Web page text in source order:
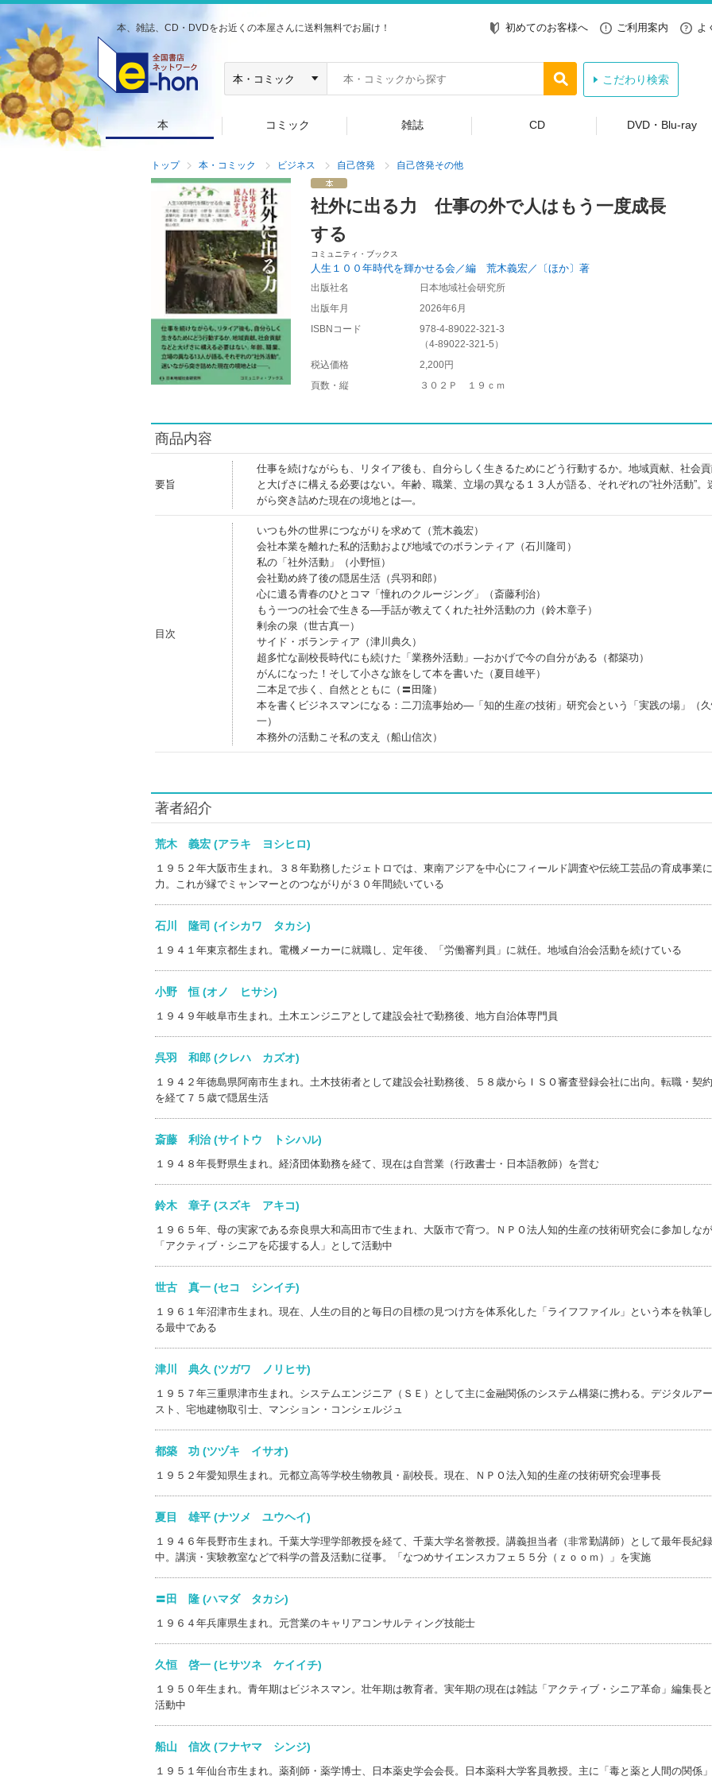
本、雑誌、CD・DVDをお近くの本屋さんに送料無料でお届け！ 初めてのお客様へ ご利用案内 よ
こだわり検索
本 コミック 雑誌 CD DVD・Blu-ray
トップ 本・コミック ビジネス 自己啓発 自己啓発その他
社外に出る力 仕事の外で人はもう一度成長
する
コミュニティ・ブックス
人生１００年時代を輝かせる会／編 荒木義宏／〔ほか〕著
出版社名
日本地域社会研究所
出版年月
2026年6月
ISBNコード
978-4-89022-321-3
（4-89022-321-5 ）
税込価格
2,200円
頁数・縦
３０２Ｐ １９ｃｍ
商品内容
要旨
仕事を続けながらも、リタイア後も、自分らしく生きるためにどう行動するか。地域貢献、社会
と大げさに構える必要はない。年齢、職業、立場の異なる１３人が語る、それぞれの“社外活動”。
がら突き詰めた現在の境地とは―。
目次
いつも外の世界につながりを求めて（荒木義宏）
会社本業を離れた私的活動および地域でのボランティア（石川隆司）
私の「社外活動」（小野恒）
会社勤め終了後の隠居生活（呉羽和郎）
心に遺る青春のひとコマ「憧れのクルージング」（斎藤利治）
もう一つの社会で生きる―手話が教えてくれた社外活動の力（鈴木章子）
剰余の泉（世古真一）
サイド・ボランティア（津川典久）
超多忙な副校長時代にも続けた「業務外活動」―おかげで今の自分がある（都築功）
がんになった！そして小さな旅をして本を書いた（夏目雄平）
二本足で歩く、自然とともに（〓田隆）
本を書くビジネスマンになる：二刀流事始め―「知的生産の技術」研究会という「実践の場」（
一）
本務外の活動こそ私の支え（船山信次）
著者紹介
荒木 義宏 (アラキ ヨシヒロ)
１９５２年大阪市生まれ。３８年勤務したジェトロでは、東南アジアを中心にフィールド調査や伝統工芸品の育成事業
力。これが縁でミャンマーとのつながりが３０年間続いている
石川 隆司 (イシカワ タカシ)
１９４１年東京都生まれ。電機メーカーに就職し、定年後、「労働審判員」に就任。地域自治会活動を続けている
小野 恒 (オノ ヒサシ)
１９４９年岐阜市生まれ。土木エンジニアとして建設会社で勤務後、地方自治体専門員
呉羽 和郎 (クレハ カズオ)
１９４２年徳島県阿南市生まれ。土木技術者として建設会社勤務後、５８歳からＩＳＯ審査登録会社に出向。転職・契
を経て７５歳で隠居生活
斎藤 利治 (サイトウ トシハル)
１９４８年長野県生まれ。経済団体勤務を経て、現在は自営業（行政書士・日本語教師）を営む
鈴木 章子 (スズキ アキコ)
１９６５年、母の実家である奈良県大和高田市で生まれ、大阪市で育つ。ＮＰＯ法人知的生産の技術研究会に参加しなが
「アクティブ・シニアを応援する人」として活動中
世古 真一 (セコ シンイチ)
１９６１年沼津市生まれ。現在、人生の目的と毎日の目標の見つけ方を体系化した「ライフファイル」という本を執筆
る最中である
津川 典久 (ツガワ ノリヒサ)
１９５７年三重県津市生まれ。システムエンジニア（ＳＥ）として主に金融関係のシステム構築に携わる。デジタルア
スト、宅地建物取引士、マンション・コンシェルジュ
都築 功 (ツヅキ イサオ)
１９５２年愛知県生まれ。元都立高等学校生物教員・副校長。現在、ＮＰＯ法入知的生産の技術研究会理事長
夏目 雄平 (ナツメ ユウヘイ)
１９４６年長野市生まれ。千葉大学理学部教授を経て、千葉大学名誉教授。講義担当者（非常勤講師）として最年長紀
中。講演・実験教室などで科学の普及活動に従事。「なつめサイエンスカフェ５５分（ｚｏｏｍ）」を実施
〓田 隆 (ハマダ タカシ)
１９６４年兵庫県生まれ。元営業のキャリアコンサルティング技能士
久恒 啓一 (ヒサツネ ケイイチ)
１９５０年生まれ。青年期はビジネスマン。壮年期は教育者。実年期の現在は雑誌「アクティブ・シニア革命」編集長
活動中
船山 信次 (フナヤマ シンジ)
１９５１年仙台市生まれ。薬剤師・薬学博士、日本薬史学会会長。日本薬科大学客員教授。主に「毒と薬と人間の関係